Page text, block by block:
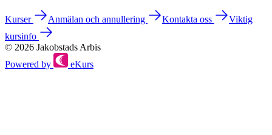
Kurser Anmälan och annullering Kontakta oss
Viktig
kursinfo
© 2026 Jakobstads Arbis
Powered by
eKurs